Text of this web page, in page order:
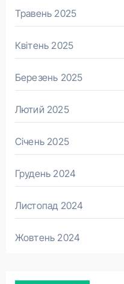
Травень 2025
Квітень 2025
Березень 2025
Лютий 2025
Січень 2025
Грудень 2024
Листопад 2024
Жовтень 2024